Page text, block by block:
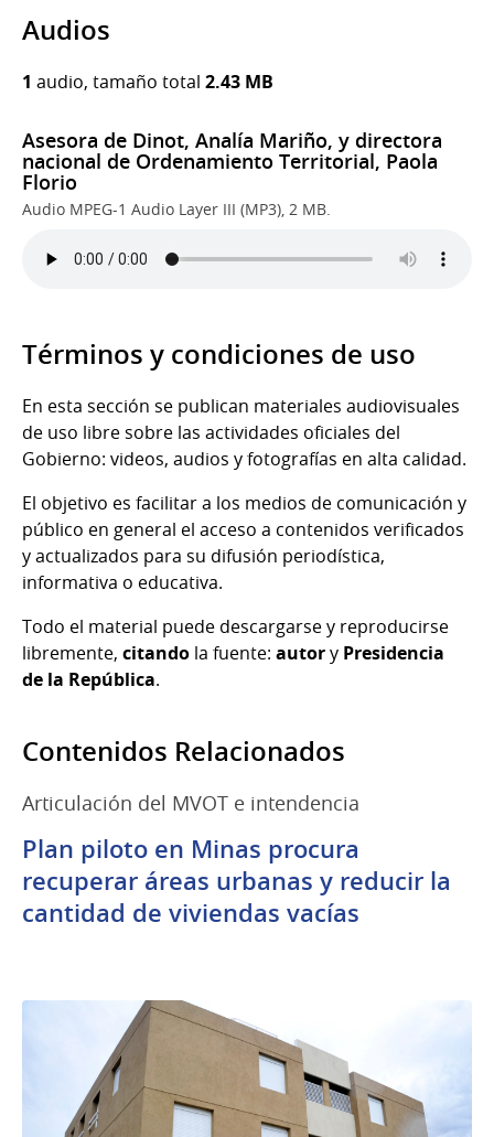
Audios
1 audio, tamaño total 2.43 MB
Asesora de Dinot, Analía Mariño, y directora
nacional de Ordenamiento Territorial, Paola
Florio
Audio MPEG-1 Audio Layer III (MP3), 2 MB.
Términos y condiciones de uso
En esta sección se publican materiales audiovisuales
de uso libre sobre las actividades oficiales del
Gobierno: videos, audios y fotografías en alta calidad.
El objetivo es facilitar a los medios de comunicación y
público en general el acceso a contenidos verificados
y actualizados para su difusión periodística,
informativa o educativa.
Todo el material puede descargarse y reproducirse
libremente, citando la fuente: autory Presidencia
de la República.
Contenidos Relacionados
Articulación del MVOT e intendencia
Plan piloto en Minas procura
recuperar áreas urbanas y reducir la
cantidad de viviendas vacías